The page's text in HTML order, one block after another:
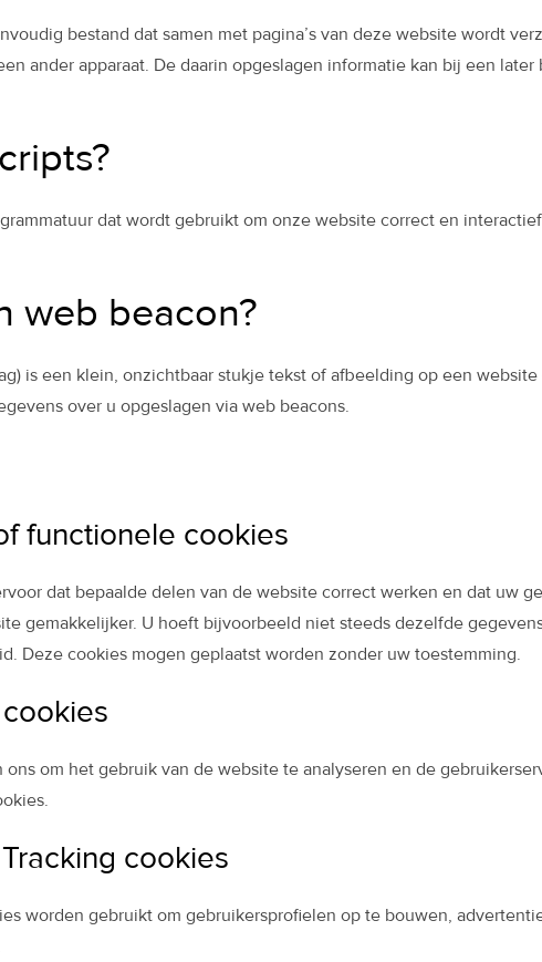
bestand dat samen met pagina’s van deze website wordt
ander apparaat. De daarin opgeslagen informatie kan bij een
dat wordt gebruikt om onze website correct en
web beacon?
is een klein, onzichtbaar stukje tekst of afbeelding op een
over u opgeslagen via web beacons.
functionele cookies
dat bepaalde delen van de website correct werken en dat uw
gemakkelijker. U hoeft bijvoorbeeld niet steeds dezelfde
Deze cookies mogen geplaatst worden zonder uw toestemming.
om het gebruik van de website te analyseren en de
cookies
worden gebruikt om gebruikersprofielen op te bouwen,